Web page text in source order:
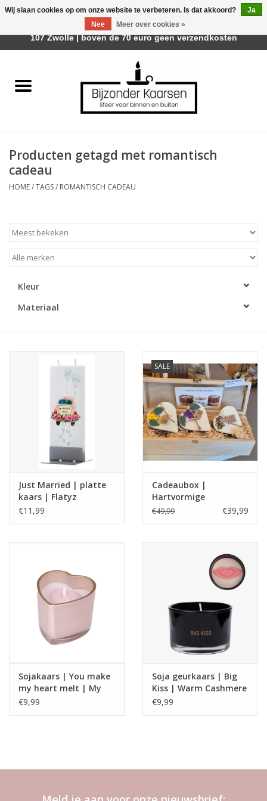
Räder Design Stories
Geurkaarsen
Tafelhaarden
Kaarsenhouders
LED Kaarsen
Relatiegeschenken & Bedankjes
Merken
Producten getagd met romantisch
cadeau
HOME/TAGS/ ROMANTISCH CADEAU
Kleur
Materiaal
Just Married | platte
kaars | Flatyz
€11,99
SALE
Cadeaubox |
Hartvormige
Geurkaarsenset |
€49,99 €39,99
Sojakaars | You make
my heart melt | My
flame
€9,99
Soja geurkaars | Big
Kiss | Warm Cashmere
€9,99
Wij slaan cookies op om onze website te verbeteren. Is dat akkoord?
Ja
Nee
Meer over cookies »
Afhalen is mogelijk bij Trotz Woon & Cadeau | Belvederelaan
107 Zwolle | boven de 70 euro geen verzendkosten